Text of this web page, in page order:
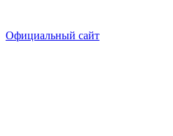
Официальный сайт